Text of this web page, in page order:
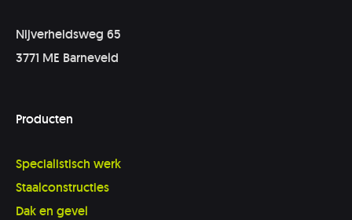
Nijverheidsweg 65
3771 ME Barneveld
Producten
Specialistisch werk
Staalconstructies
Dak en gevel